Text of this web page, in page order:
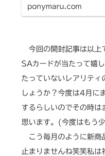
ponymaru.com
今回の開封記事は以上
SAカードが当たって嬉
たっていないレアリティ
しょうか？今度は4月に
するらしいのでその時は
思います。(今度はもう
こう毎月のように新商
止まりませんね笑笑私は